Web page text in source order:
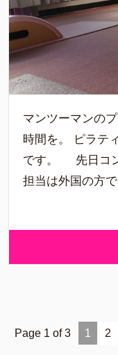
マンツーマンの
時間を。 ピラテ
です。 先日コン
担当は外国の
Page 1 of 3 1 2